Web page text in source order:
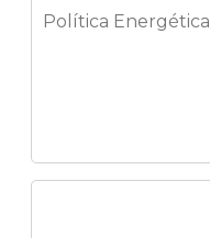
Política Energética